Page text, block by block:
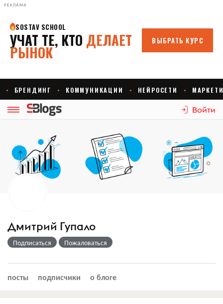
РЕКЛАМА
Войти
Дмитрий Гупало
Подписаться Пожаловаться
посты подписчики о блоге